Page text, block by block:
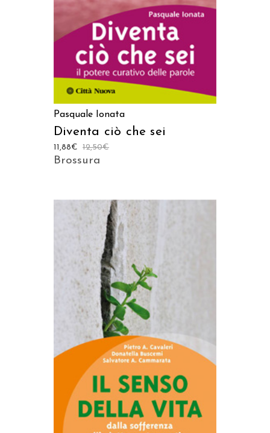
Pasquale Ionata
Diventa ciò che sei
12,50€
11,88€
Brossura
AGGIUNGI AL CARRELLO